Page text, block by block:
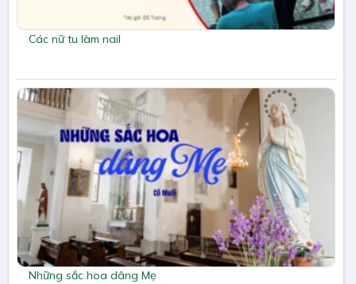
Các nữ tu làm nail
Những sắc hoa dâng Mẹ